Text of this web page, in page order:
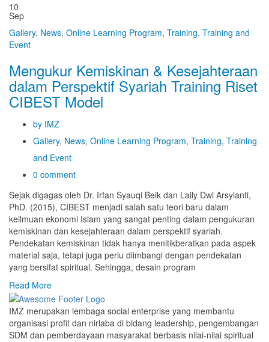
10
Sep
Gallery, News, Online Learning Program, Training, Training and
Event
Mengukur Kemiskinan & Kesejahteraan
dalam Perspektif Syariah Training Riset
CIBEST Model
by IMZ
Gallery, News, Online Learning Program, Training, Training
and Event
0 comment
Sejak digagas oleh Dr. Irfan Syauqi Beik dan Laily Dwi Arsyianti,
PhD. (2015), CIBEST menjadi salah satu teori baru dalam
keilmuan ekonomi Islam yang sangat penting dalam pengukuran
kemiskinan dan kesejahteraan dalam perspektif syariah.
Pendekatan kemiskinan tidak hanya menitikberatkan pada aspek
material saja, tetapi juga perlu diimbangi dengan pendekatan
yang bersifat spiritual. Sehingga, desain program
Read More
IMZ merupakan lembaga social enterprise yang membantu
organisasi profit dan nirlaba di bidang leadership, pengembangan
SDM dan pemberdayaan masyarakat berbasis nilai-nilai spiritual